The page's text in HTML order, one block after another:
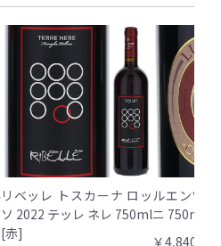
リベッレ トスカーナ ロッ
ソ 2022 テッレ ネレ 750ml
[赤]
ルエンツ
ニ 750ml [
￥4,840